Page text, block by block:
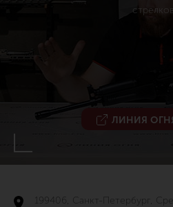
ЛИНИЯ
199406, Санкт-Петербург,